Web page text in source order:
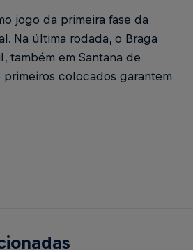
jogo da primeira fase da
Na última rodada, o Braga
também em Santana de
primeiros colocados garantem